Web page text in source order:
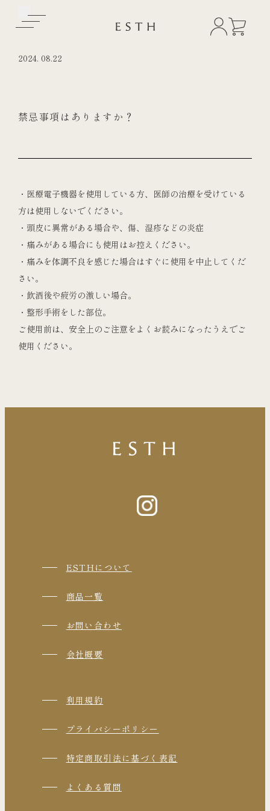
2024. 08.22
禁忌事項はありますか？
・医療電子機器を使用している方、医師の治療を受けている
方は使用しないでください。
・頭皮に異常がある場合や、傷、湿疹などの炎症
・痛みがある場合にも使用はお控えください。
・痛みを体調不良を感じた場合はすぐに使用を中止してくだ
さい。
・飲酒後や疲労の激しい場合。
・整形手術をした部位。
ご使用前は、安全上のご注意をよくお読みになったうえでご
使用ください。
ESTHについて
商品一覧
お問い合わせ
会社概要
利用規約
プライバシーポリシー
特定商取引法に基づく表記
よくある質問